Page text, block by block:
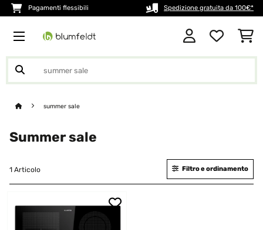
Pagamenti flessibili Spedizione gratuita da 100€*
summer sale
Summer sale
1 Articolo Filtro e ordinamento